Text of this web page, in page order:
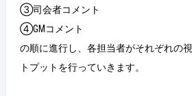
③司会者コメント
④GMコメント
の順に進行し、各担当者がそれぞれの
トプットを行っていきます。